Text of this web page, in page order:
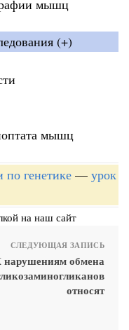
мышц
(+)
мышц
по генетике — урок
на наш сайт
СЛЕДУЮЩАЯ ЗАПИСЬ
нарушениям обмена
относят